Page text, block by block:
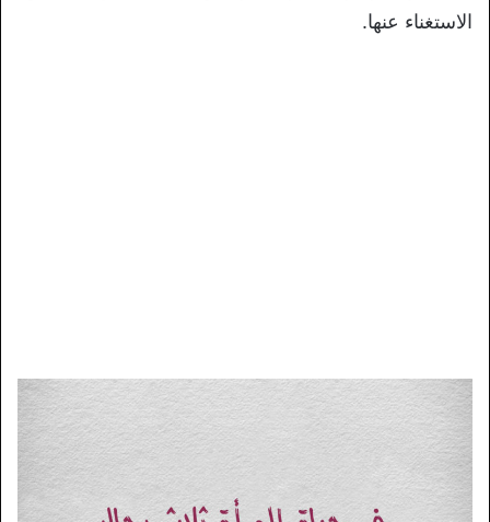
الاستغناء عنها.